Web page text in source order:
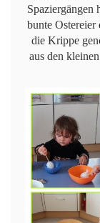
Spaziergängen
bunte
die Krippe
aus den